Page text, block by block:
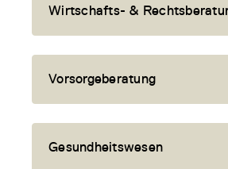
Wirtschafts- &
Vorsorgeberatung
Gesundheitswesen